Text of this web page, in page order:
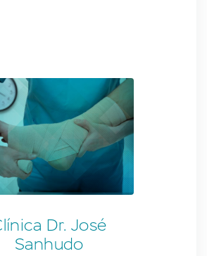
Dr. José
Sanhudo